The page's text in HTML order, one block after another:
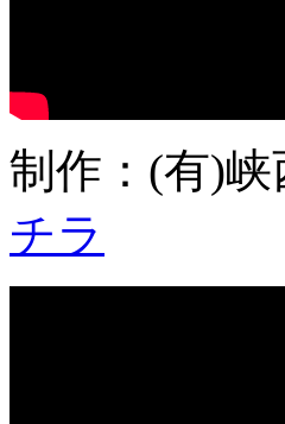
制作：(有)
チラ